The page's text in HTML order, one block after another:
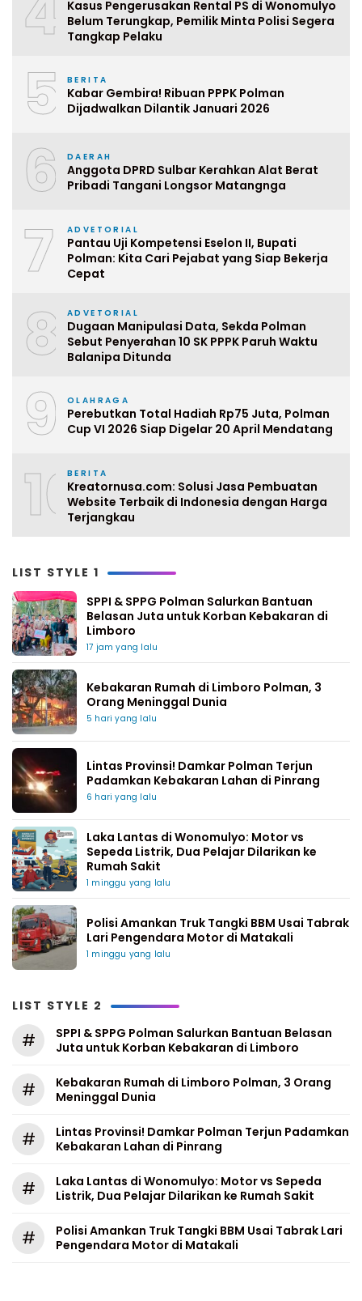
Kasus Pengerusakan Rental PS di Wonomulyo
Belum Terungkap, Pemilik Minta Polisi Segera
Tangkap Pelaku
5 BERITA
Kabar Gembira! Ribuan PPPK Polman
Dijadwalkan Dilantik Januari 2026
6 DAERAH
Anggota DPRD Sulbar Kerahkan Alat Berat
Pribadi Tangani Longsor Matangnga
7 ADVETORIAL
Pantau Uji Kompetensi Eselon II, Bupati
Polman: Kita Cari Pejabat yang Siap Bekerja
Cepat
8 ADVETORIAL
Dugaan Manipulasi Data, Sekda Polman
Sebut Penyerahan 10 SK PPPK Paruh Waktu
Balanipa Ditunda
9 OLAHRAGA
Perebutkan Total Hadiah Rp75 Juta, Polman
Cup VI 2026 Siap Digelar 20 April Mendatang
10BERITA
Kreatornusa.com: Solusi Jasa Pembuatan
Website Terbaik di Indonesia dengan Harga
Terjangkau
LIST STYLE 1
SPPI & SPPG Polman Salurkan Bantuan
Belasan Juta untuk Korban Kebakaran di
Limboro
17 jam yang lalu
Kebakaran Rumah di Limboro Polman, 3
Orang Meninggal Dunia
5 hari yang lalu
Lintas Provinsi! Damkar Polman Terjun
Padamkan Kebakaran Lahan di Pinrang
6 hari yang lalu
Laka Lantas di Wonomulyo: Motor vs
Sepeda Listrik, Dua Pelajar Dilarikan ke
Rumah Sakit
1 minggu yang lalu
Polisi Amankan Truk Tangki BBM Usai Tabrak
Lari Pengendara Motor di Matakali
1 minggu yang lalu
LIST STYLE 2
#
SPPI & SPPG Polman Salurkan Bantuan Belasan
Juta untuk Korban Kebakaran di Limboro
#
Kebakaran Rumah di Limboro Polman, 3 Orang
Meninggal Dunia
#
Lintas Provinsi! Damkar Polman Terjun Padamkan
Kebakaran Lahan di Pinrang
#
Laka Lantas di Wonomulyo: Motor vs Sepeda
Listrik, Dua Pelajar Dilarikan ke Rumah Sakit
#
Polisi Amankan Truk Tangki BBM Usai Tabrak Lari
Pengendara Motor di Matakali